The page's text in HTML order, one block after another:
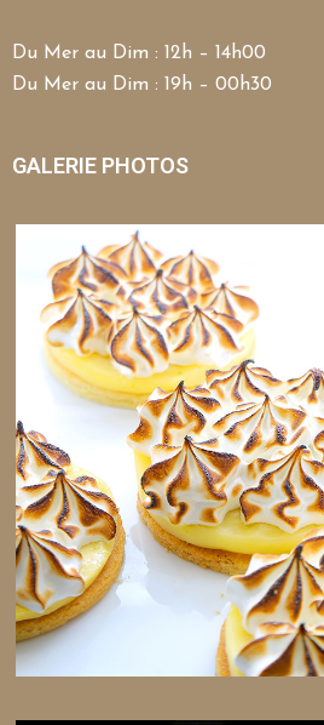
Du Mer au Dim : 12h – 14h00
Du Mer au Dim : 19h – 00h30
GALERIE PHOTOS